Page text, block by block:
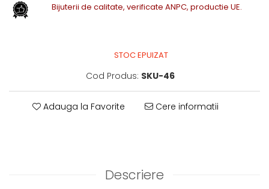
Bijuterii de calitate, verificate ANPC, productie UE.
STOC EPUIZAT
Cod Produs: SKU-46
Adauga la Favorite Cere informatii
Descriere